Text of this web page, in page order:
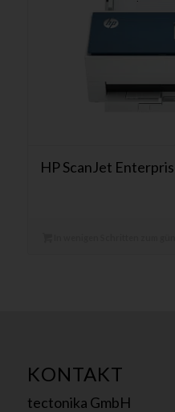
HP ScanJet
KONTAKT
tectonika GmbH